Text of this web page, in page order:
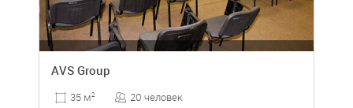
AVS Group
35 м2 20 человек